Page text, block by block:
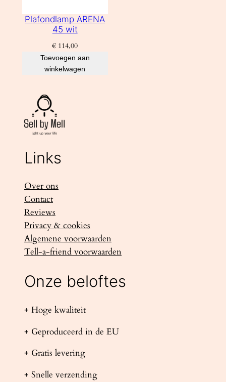
Plafondlamp ARENA
45 wit
€ 114,00
Toevoegen aan
winkelwagen
Links
Over ons
Contact
Reviews
Privacy & cookies
Algemene voorwaarden
Tell-a-friend voorwaarden
Onze beloftes
+ Hoge kwaliteit
+ Geproduceerd in de EU
+ Gratis levering
+ Snelle verzending